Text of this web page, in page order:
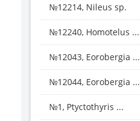
№12214, Nileus sp.
№12240, Homotelus ...
№12043, Eorobergia ...
№12044, Eorobergia ...
№1, Ptyctothyris ...